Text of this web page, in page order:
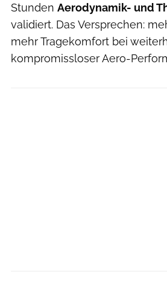
Stunden Aerodynamik- und
validiert. Das Versprechen:
mehr Tragekomfort bei
kompromissloser Aero-